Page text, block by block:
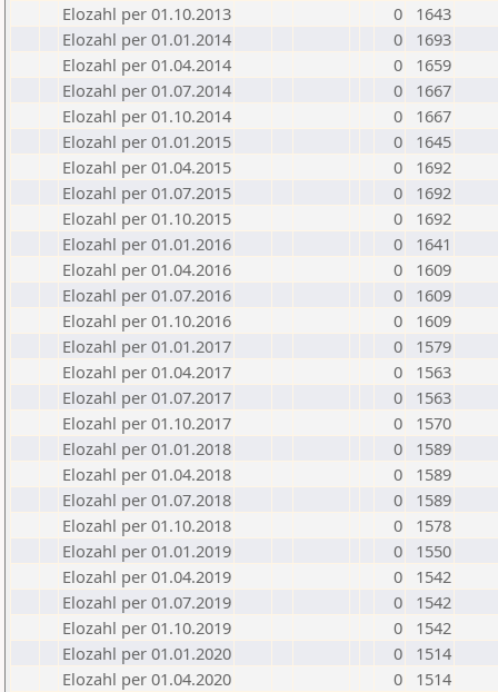
Elozahl per 01.10.2013
0
1643
Elozahl per 01.01.2014
0
1693
Elozahl per 01.04.2014
0
1659
Elozahl per 01.07.2014
0
1667
Elozahl per 01.10.2014
0
1667
Elozahl per 01.01.2015
0
1645
Elozahl per 01.04.2015
0
1692
Elozahl per 01.07.2015
0
1692
Elozahl per 01.10.2015
0
1692
Elozahl per 01.01.2016
0
1641
Elozahl per 01.04.2016
0
1609
Elozahl per 01.07.2016
0
1609
Elozahl per 01.10.2016
0
1609
Elozahl per 01.01.2017
0
1579
Elozahl per 01.04.2017
0
1563
Elozahl per 01.07.2017
0
1563
Elozahl per 01.10.2017
0
1570
Elozahl per 01.01.2018
0
1589
Elozahl per 01.04.2018
0
1589
Elozahl per 01.07.2018
0
1589
Elozahl per 01.10.2018
0
1578
Elozahl per 01.01.2019
0
1550
Elozahl per 01.04.2019
0
1542
Elozahl per 01.07.2019
0
1542
Elozahl per 01.10.2019
0
1542
Elozahl per 01.01.2020
0
1514
Elozahl per 01.04.2020
0
1514